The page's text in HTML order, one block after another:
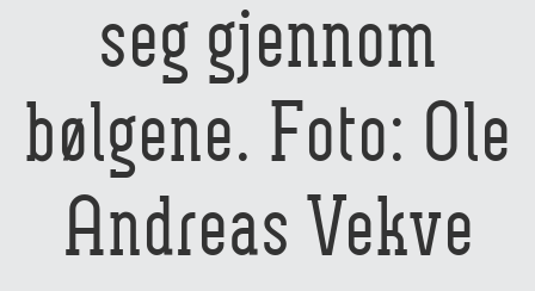
seg gjennom
bølgene. Foto: Ole
Andreas Vekve